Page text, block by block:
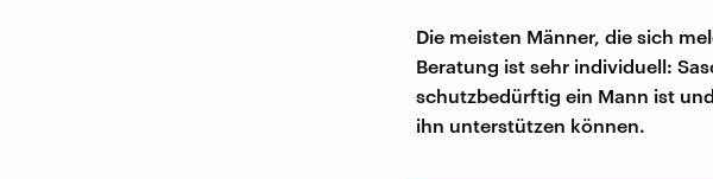
Die meisten Männer, die sich
Beratung ist sehr individuell:
schutzbedürftig ein Mann ist
ihn unterstützen können.